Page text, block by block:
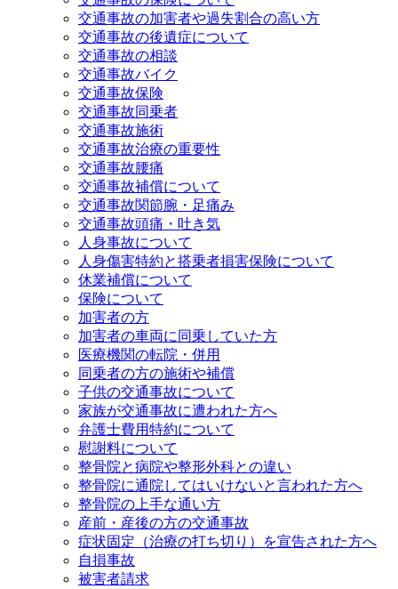
交通事故の加害者や過失割合の高い方
交通事故の後遺症について
交通事故の相談
交通事故バイク
交通事故保険
交通事故同乗者
交通事故施術
交通事故治療の重要性
交通事故腰痛
交通事故補償について
交通事故関節腕・足痛み
交通事故頭痛・吐き気
人身事故について
人身傷害特約と搭乗者損害保険について
休業補償について
保険について
加害者の方
加害者の車両に同乗していた方
医療機関の転院・併用
同乗者の方の施術や補償
子供の交通事故について
家族が交通事故に遭われた方へ
弁護士費用特約について
慰謝料について
整骨院と病院や整形外科との違い
整骨院に通院してはいけないと言われた方へ
整骨院の上手な通い方
産前・産後の方の交通事故
症状固定（治療の打ち切り）を宣告された方へ
自損事故
被害者請求